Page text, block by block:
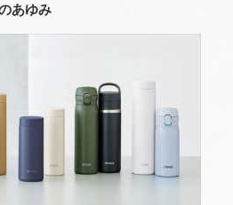
あゆみ